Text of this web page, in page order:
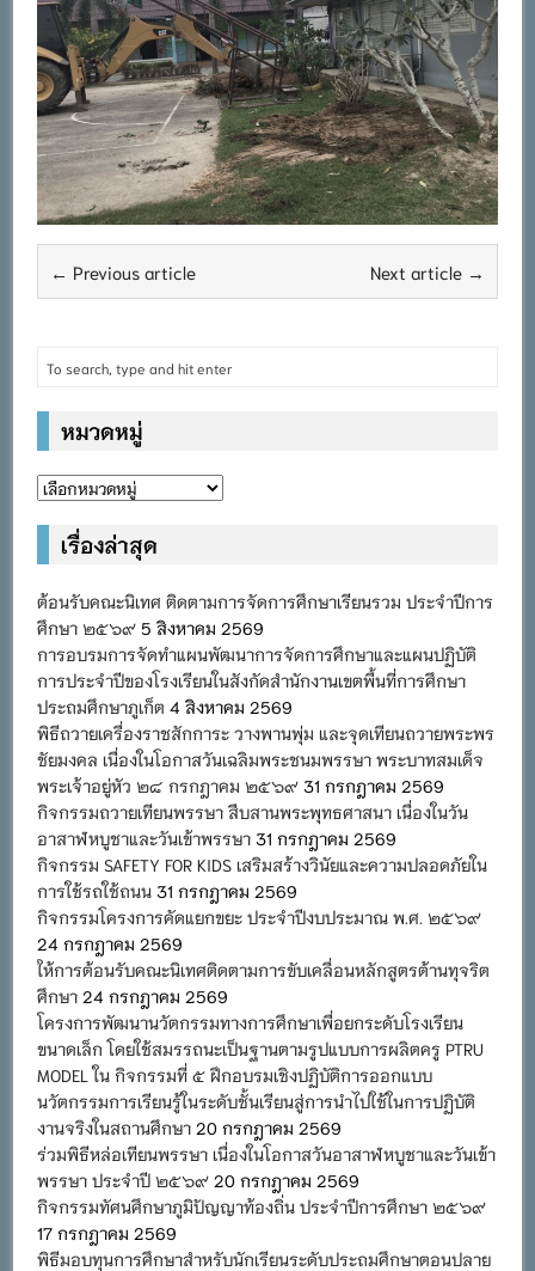
← Previous article Next article →
หมวดหมู่
หมวด
เรื่องล่าสุด
ต้อนรับคณะนิเทศ ติดตามการจัดการศึกษาเรียนรวม ประจำปีการ
ศึกษา ๒๕๖๙ 5 สิงหาคม 2569
การอบรมการจัดทำแผนพัฒนาการจัดการศึกษาและแผนปฏิบัติ
การประจำปีของโรงเรียนในสังกัดสำนักงานเขตพื้นที่การศึกษา
ประถมศึกษาภูเก็ต 4 สิงหาคม 2569
พิธีถวายเครื่องราชสักการะ วางพานพุ่ม และจุดเทียนถวายพระพร
ชัยมงคล เนื่องในโอกาสวันเฉลิมพระชนมพรรษา พระบาทสมเด็จ
พระเจ้าอยู่หัว ๒๘ กรกฎาคม ๒๕๖๙ 31 กรกฎาคม 2569
กิจกรรมถวายเทียนพรรษา สืบสานพระพุทธศาสนา เนื่องในวัน
อาสาฬหบูชาและวันเข้าพรรษา 31 กรกฎาคม 2569
กิจกรรม SAFETY FOR KIDS เสริมสร้างวินัยและความปลอดภัยใน
การใช้รถใช้ถนน 31 กรกฎาคม 2569
กิจกรรมโครงการคัดแยกขยะ ประจำปีงบประมาณ พ.ศ. ๒๕๖๙
24 กรกฎาคม 2569
ให้การต้อนรับคณะนิเทศติดตามการขับเคลื่อนหลักสูตรต้านทุจริต
ศึกษา 24 กรกฎาคม 2569
โครงการพัฒนานวัตกรรมทางการศึกษาเพื่อยกระดับโรงเรียน
ขนาดเล็ก โดยใช้สมรรถนะเป็นฐานตามรูปแบบการผลิตครู PTRU
MODEL ใน กิจกรรมที่ ๕ ฝึกอบรมเชิงปฏิบัติการออกแบบ
นวัตกรรมการเรียนรู้ในระดับชั้นเรียนสู่การนำไปใช้ในการปฏิบัติ
งานจริงในสถานศึกษา 20 กรกฎาคม 2569
ร่วมพิธีหล่อเทียนพรรษา เนื่องในโอกาสวันอาสาฬหบูชาและวันเข้า
พรรษา ประจำปี ๒๕๖๙ 20 กรกฎาคม 2569
กิจกรรมทัศนศึกษาภูมิปัญญาท้องถิ่น ประจำปีการศึกษา ๒๕๖๙
17 กรกฎาคม 2569
พิธีมอบทุนการศึกษาสำหรับนักเรียนระดับประถมศึกษาตอนปลาย